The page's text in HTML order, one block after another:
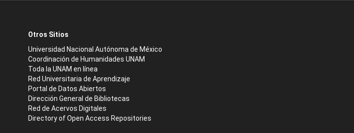
Otros Sitios
Universidad Nacional Autónoma de México
Coordinación de Humanidades UNAM
Toda la UNAM en línea
Red Universitaria de Aprendizaje
Portal de Datos Abiertos
Dirección General de Bibliotecas
Red de Acervos Digitales
Directory of Open Access Repositories